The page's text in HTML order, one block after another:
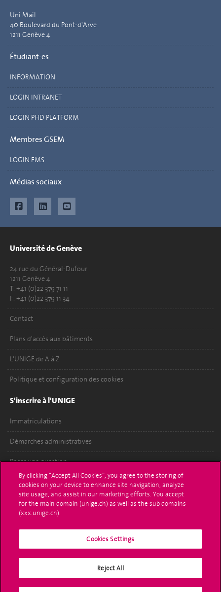
Uni Mail
40 Boulevard du Pont-d'Arve
1211 Genève 4
Étudiant-es
INFORMATION
LOGIN INTRANET
LOGIN PHD PLATFORM
Membres GSEM
LOGIN FMS
Médias sociaux
Université de Genève
24 rue du Général-Dufour
1211 Genève 4
T. +41 (0)22 379 71 11
F. +41 (0)22 379 11 34
Contact
Plans d'accès aux bâtiments
L'UNIGE de A à Z
Politique et configuration des cookies
S'inscrire à l'UNIGE
Immatriculations
Démarches administratives
Poser une question
L'UNIGE vous informe
UNIGE Mobile
By clicking “Accept All Cookies”, you agree to the storing of
cookies on your device to enhance site navigation, analyze
site usage, and assist in our marketing efforts. You accept
for the main domain (unige.ch) as well as the sub domains
(xxx.unige.ch).
Cookies Settings
Reject All